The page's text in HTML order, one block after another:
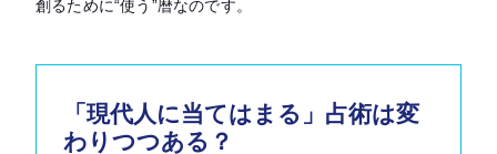
創るために“使う”暦なのです。
「現代人に当てはまる」占術は変
わりつつある？